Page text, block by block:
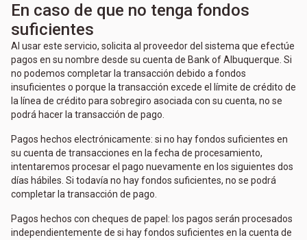
En caso de que no tenga fondos
suficientes
Al usar este servicio, solicita al proveedor del sistema que efectúe
pagos en su nombre desde su cuenta de Bank of Albuquerque. Si
no podemos completar la transacción debido a fondos
insuficientes o porque la transacción excede el límite de crédito de
la línea de crédito para sobregiro asociada con su cuenta, no se
podrá hacer la transacción de pago.
Pagos hechos electrónicamente: si no hay fondos suficientes en
su cuenta de transacciones en la fecha de procesamiento,
intentaremos procesar el pago nuevamente en los siguientes dos
días hábiles. Si todavía no hay fondos suficientes, no se podrá
completar la transacción de pago.
Pagos hechos con cheques de papel: los pagos serán procesados
independientemente de si hay fondos suficientes en la cuenta de